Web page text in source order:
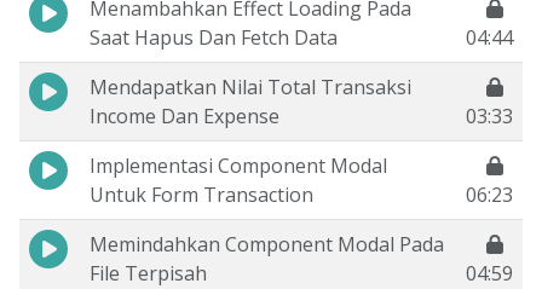
Menambahkan Effect Loading Pada
Saat Hapus Dan Fetch Data
04:44
Mendapatkan Nilai Total Transaksi
Income Dan Expense
03:33
Implementasi Component Modal
Untuk Form Transaction
06:23
Memindahkan Component Modal Pada
File Terpisah
04:59